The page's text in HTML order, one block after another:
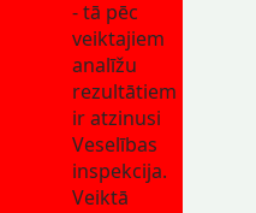
- tā pēc
veiktajiem
analīžu
rezultātiem
ir atzinusi
Veselības
inspekcija.
Veiktā